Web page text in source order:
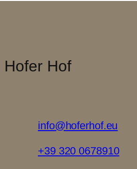
Hofer Hof
info@hoferhof.eu
+39 320 0678910